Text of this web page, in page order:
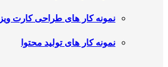
نمونه کار های طراحی کارت
نمونه کار های تولید محتوا